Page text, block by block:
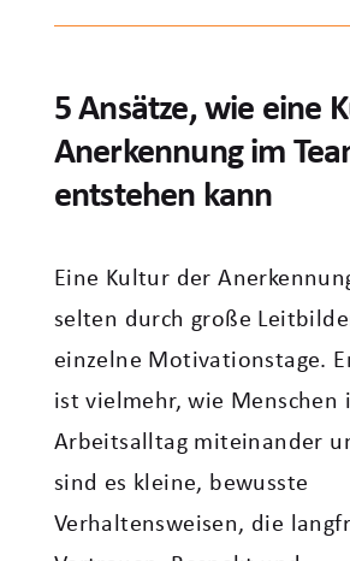
5 Ansätze, wie eine
Anerkennung im
entstehen kann
Eine Kultur der
selten durch große
einzelne Motivationstage.
ist vielmehr, wie Menschen
Arbeitsalltag miteinander
sind es kleine, bewusste
Verhaltensweisen, die